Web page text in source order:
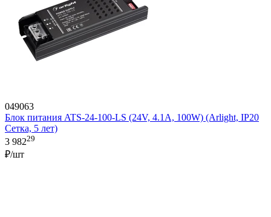
049063
Блок питания ATS-24-100-LS (24V, 4.1A, 100W) (Arlight, IP20
Сетка, 5 лет)
3 98229
₽/шт